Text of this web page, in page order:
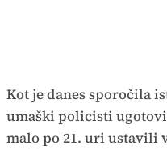
Kot je danes sporočila
umaški policisti
malo po 21. uri ustavili